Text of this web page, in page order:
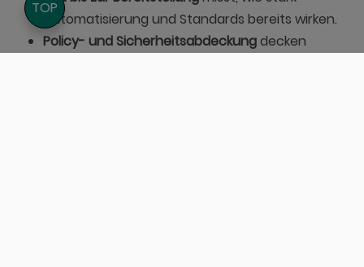
Automatisierung und Standards bereits wirken.
Policy- und Sicherheitsabdeckungdecken
TOP